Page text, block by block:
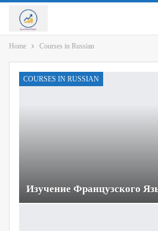
Home Courses in Russian
COURSES IN RUSSIAN
Изучение Французского